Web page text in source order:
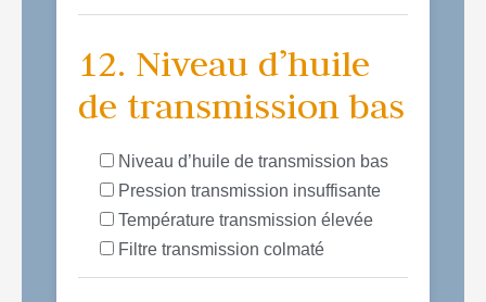
12. Niveau d’huile
de transmission bas
Niveau d’huile de transmission bas
Pression transmission insuffisante
Température transmission élevée
Filtre transmission colmaté